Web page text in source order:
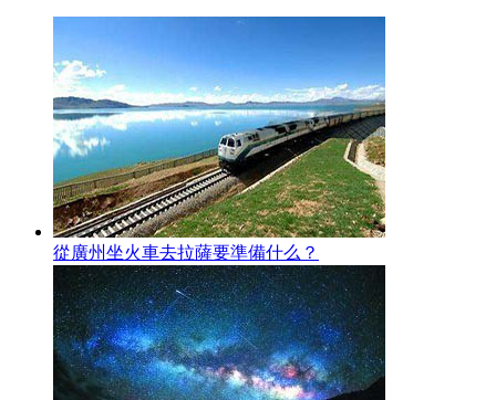
從廣州坐火車去拉薩要準備什么？